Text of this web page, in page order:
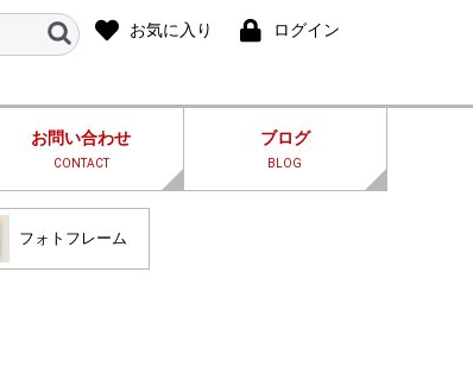
お気に入り ログイン
お問い合わせ
CONTACT
ブログ
BLOG
フォトフレーム